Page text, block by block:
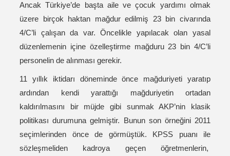
Ancak Türkiye’de başta aile ve çocuk yardımı olmak
üzere birçok haktan mağdur edilmiş 23 bin civarında
4/C’li çalışan da var. Öncelikle yapılacak olan yasal
düzenlemenin içine özelleştirme mağduru 23 bin 4/C’li
personelin de alınması gerekir.
11 yıllık iktidarı döneminde önce mağduriyeti yaratıp
ardından kendi yarattığı mağduriyetin ortadan
kaldırılmasını bir müjde gibi sunmak AKP’nin klasik
politikası durumuna gelmiştir. Bunun son örneğini 2011
seçimlerinden önce de görmüştük. KPSS puanı ile
sözleşmeliden kadroya geçen öğretmenlerin,